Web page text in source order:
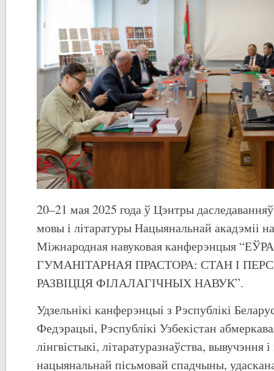
20–21 мая 2025 года ў Цэнтры
мовы і літаратуры Нацыянальнай акадэміі
Міжнародная навуковая канферэнцыя
ГУМАНІТАРНАЯ ПРАСТОРА: СТАН І
РАЗВІЦЦЯ ФІЛАЛАГІЧНЫХ НАВУК”.
Удзельнікі канферэнцыі з Рэспублікі
Федэрацыі, Рэспублікі Узбекістан
лінгвістыкі, літаратуразнаўства, вывучэння
нацыянальнай пісьмовай спадчыны,